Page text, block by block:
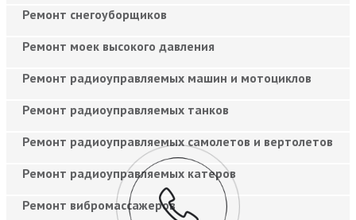
Ремонт снегоуборщиков
Ремонт моек высокого давления
Ремонт радиоуправляемых машин и мотоциклов
Ремонт радиоуправляемых танков
Ремонт радиоуправляемых самолетов и вертолетов
Ремонт радиоуправляемых катеров
Ремонт вибромассажеров